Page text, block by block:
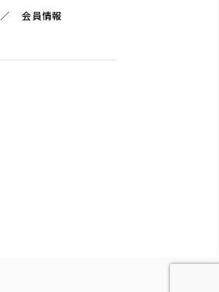
会員情報